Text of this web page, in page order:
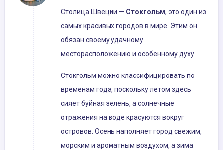
Столица Швеции — Стокгольм, это один из
самых красивых городов в мире. Этим он
обязан своему удачному
месторасположению и особенному духу.
Стокгольм можно классифицировать по
временам года, поскольку летом здесь
сияет буйная зелень, а солнечные
отражения на воде красуются вокруг
островов. Осень наполняет город свежим,
морским и ароматным воздухом, а зима